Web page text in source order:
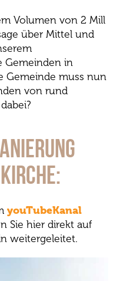
Volumen von 2 Mill
über Mittel und
Gemeinden in
Gemeinde muss nun
von rund
youTubeKanal
Sie hier direkt auf
weitergeleitet.